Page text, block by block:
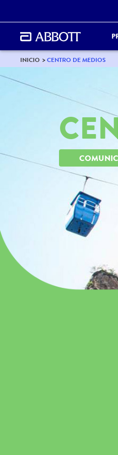
INICIO CENTRO DE MEDIOS